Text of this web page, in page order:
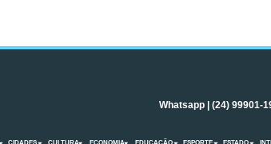
Whatsapp | (24) 99901-